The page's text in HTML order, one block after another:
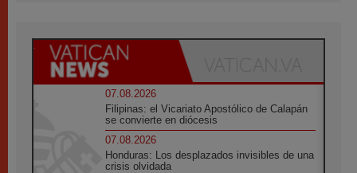
07.08.2026
Filipinas: el Vicariato Apostólico de Calapán
se convierte en diócesis
07.08.2026
Honduras: Los desplazados invisibles de una
crisis olvidada